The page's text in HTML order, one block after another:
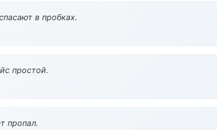
в пробках.
простой.
пропал.